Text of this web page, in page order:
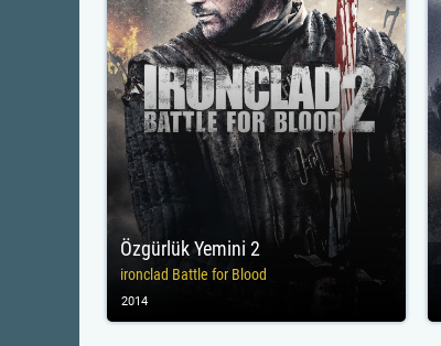
Özgürlük Yemini 2
ironclad Battle for Blood
2014